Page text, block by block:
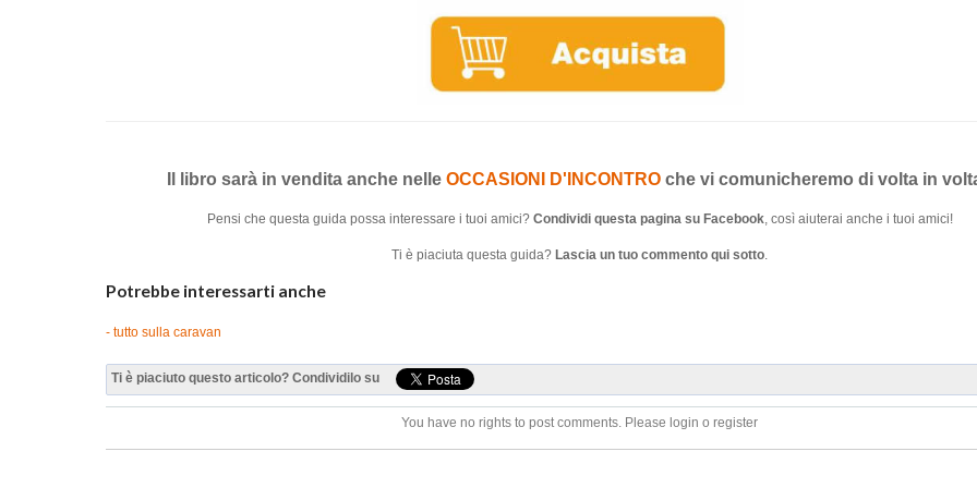
Il libro sarà in vendita anche nelleOCCASIONI D'INCONTRO che vi comunicheremo di volta in
Pensi che questa guida possa interessare i tuoi amici? Condividi questa pagina su Facebook, così aiuterai anche i tuoi amici!
Ti è piaciuta questa guida?Lascia un tuo commento qui sotto.
Potrebbe interessarti anche
- tutto sulla caravan
Ti è piaciuto questo articolo? Condividilo su
You have no rights to post comments. Please login o register